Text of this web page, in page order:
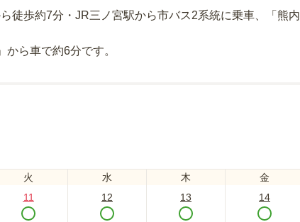
徒歩約7分・JR三ノ宮駅から市バス2系統に乗車、「熊内
から車で約6分です。
火 水 木 金
11 12 13 14